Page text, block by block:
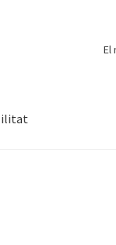
El